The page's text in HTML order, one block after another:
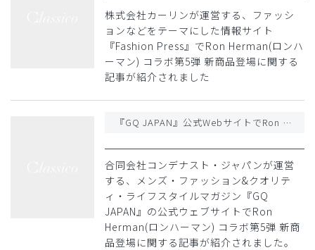
株式会社カーリンが運営する、ファッシ
ョンなどをテーマにした情報サイト
『Fashion Press』でRon Herman(ロンハ
ーマン) コラボ第5弾 新商品登場に関する
記事が紹介されました
『GQ JAPAN』公式WebサイトでRon Herman(ロンハーマン) コラボ第5弾 新商品登場に関する記事が紹介されました
合同会社コンデナスト・ジャパンが運営
する、メンズ・ファッション&クオリテ
ィ・ライフスタイルマガジン『GQ
JAPAN』の公式ウェブサイトでRon
Herman(ロンハーマン) コラボ第5弾 新商
品登場に関する記事が紹介されました。